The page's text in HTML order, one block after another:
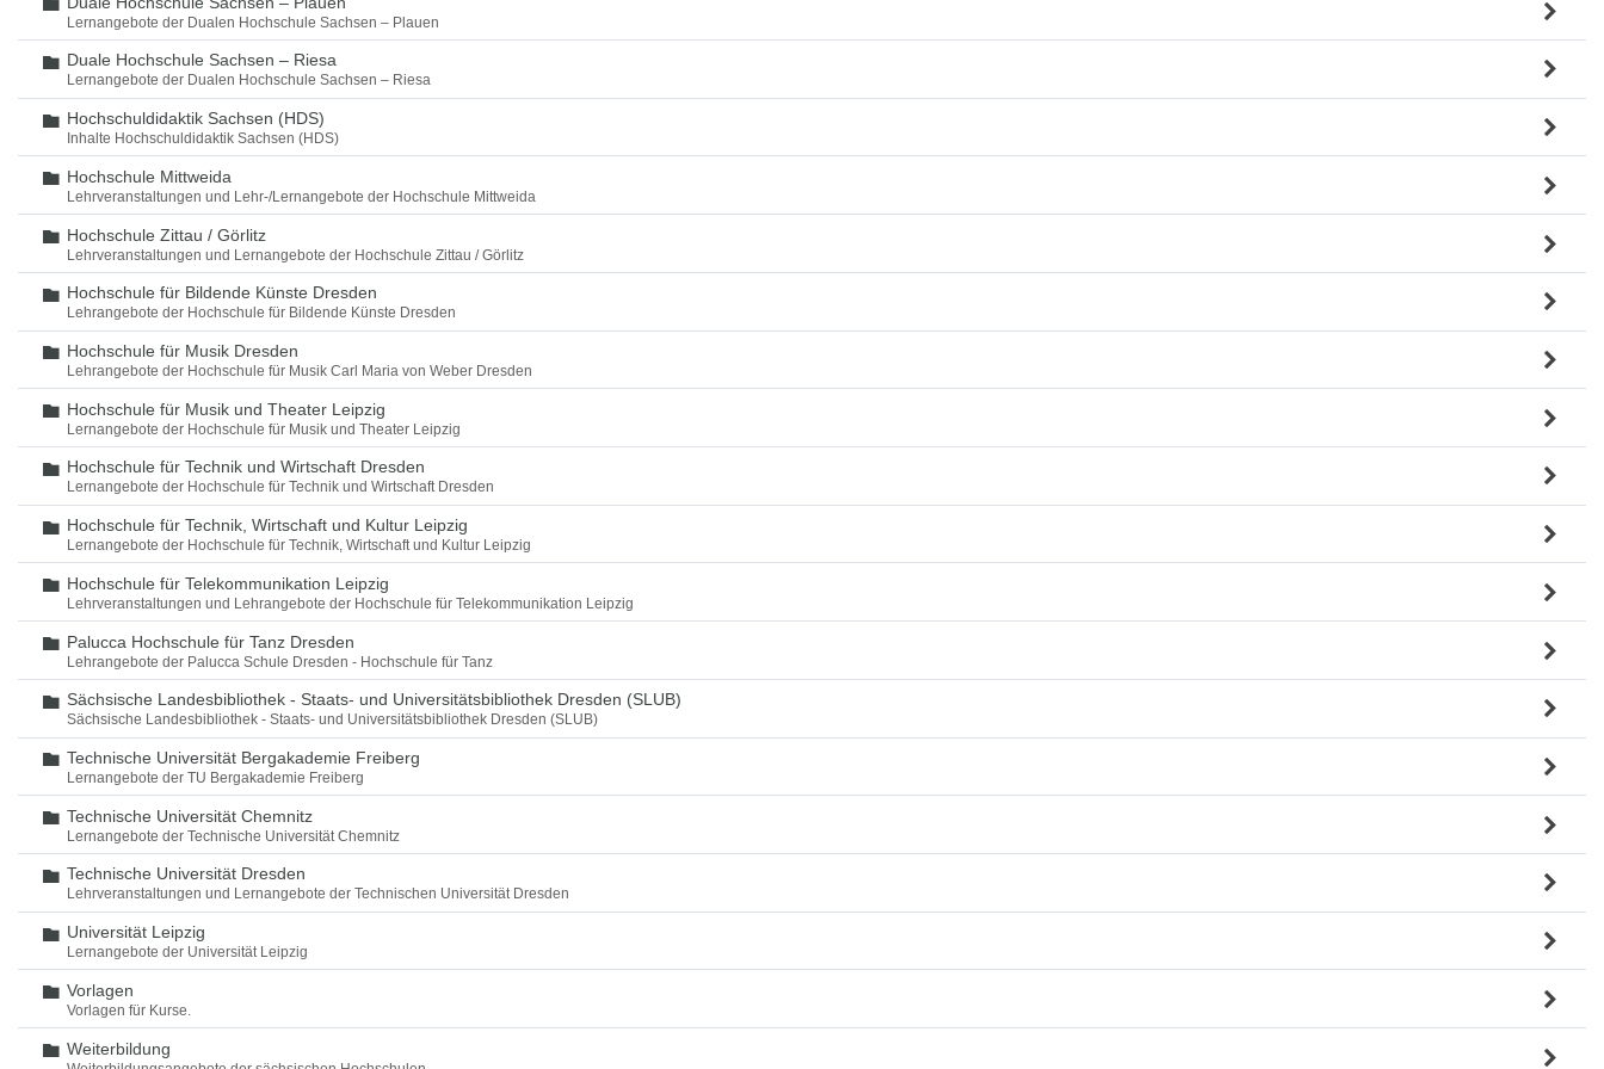
Lernangebote der Dualen Hochschule Sachsen – Plauen
Ordner
Duale Hochschule Sachsen – Riesa
Lernangebote der Dualen Hochschule Sachsen – Riesa
Ordner
Hochschuldidaktik Sachsen (HDS)
Inhalte Hochschuldidaktik Sachsen (HDS)
Ordner
Hochschule Mittweida
Lehrveranstaltungen und Lehr-/Lernangebote der Hochschule Mittweida
Ordner
Hochschule Zittau / Görlitz
Lehrveranstaltungen und Lernangebote der Hochschule Zittau / Görlitz
Ordner
Hochschule für Bildende Künste Dresden
Lehrangebote der Hochschule für Bildende Künste Dresden
Ordner
Hochschule für Musik Dresden
Lehrangebote der Hochschule für Musik Carl Maria von Weber Dresden
Ordner
Hochschule für Musik und Theater Leipzig
Lernangebote der Hochschule für Musik und Theater Leipzig
Ordner
Hochschule für Technik und Wirtschaft Dresden
Lernangebote der Hochschule für Technik und Wirtschaft Dresden
Ordner
Hochschule für Technik, Wirtschaft und Kultur Leipzig
Lernangebote der Hochschule für Technik, Wirtschaft und Kultur Leipzig
Ordner
Hochschule für Telekommunikation Leipzig
Lehrveranstaltungen und Lehrangebote der Hochschule für Telekommunikation Leipzig
Ordner
Palucca Hochschule für Tanz Dresden
Lehrangebote der Palucca Schule Dresden - Hochschule für Tanz
Ordner
Sächsische Landesbibliothek - Staats- und Universitätsbibliothek Dresden (SLUB)
Sächsische Landesbibliothek - Staats- und Universitätsbibliothek Dresden (SLUB)
Ordner
Technische Universität Bergakademie Freiberg
Lernangebote der TU Bergakademie Freiberg
Ordner
Technische Universität Chemnitz
Lernangebote der Technische Universität Chemnitz
Ordner
Technische Universität Dresden
Lehrveranstaltungen und Lernangebote der Technischen Universität Dresden
Ordner
Universität Leipzig
Lernangebote der Universität Leipzig
Ordner
Vorlagen
Vorlagen für Kurse.
Ordner
Weiterbildung